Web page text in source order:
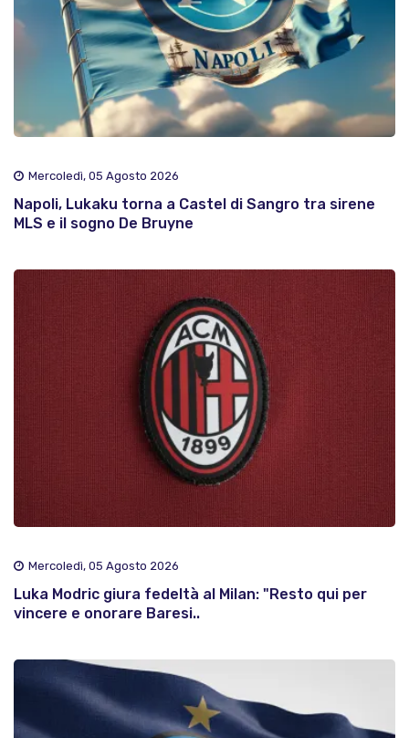
Mercoledì, 05 Agosto 2026
Napoli, Lukaku torna a Castel di Sangro tra sirene
MLS e il sogno De Bruyne
Mercoledì, 05 Agosto 2026
Luka Modric giura fedeltà al Milan: "Resto qui per
vincere e onorare Baresi..